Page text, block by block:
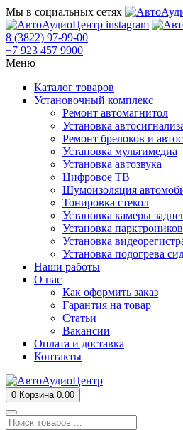
Мы в социальных сетях
8 (3822) 97-99-00
+7 923 457 9900
Меню
Каталог товаров
Установочный комплекс
Ремонт автомагнитол
Установка
Ремонт брелоков и
Установка мультимедиа
Установка автозвука
Цифровое ТВ
Шумоизоляция
Тонировка стекол
Установка камеры
Установка парктроников
Установка
Установка подогрева
Наши работы
О нас
Как оформить заказ
Гарантия на товар
Статьи
Вакансии
Оплата и доставка
Контакты
0 Корзина 0.00